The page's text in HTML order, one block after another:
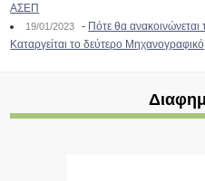
ΑΣΕΠ
19/01/2023 - Πότε θα
Καταργείται το δεύτερο Μηχανογραφικό